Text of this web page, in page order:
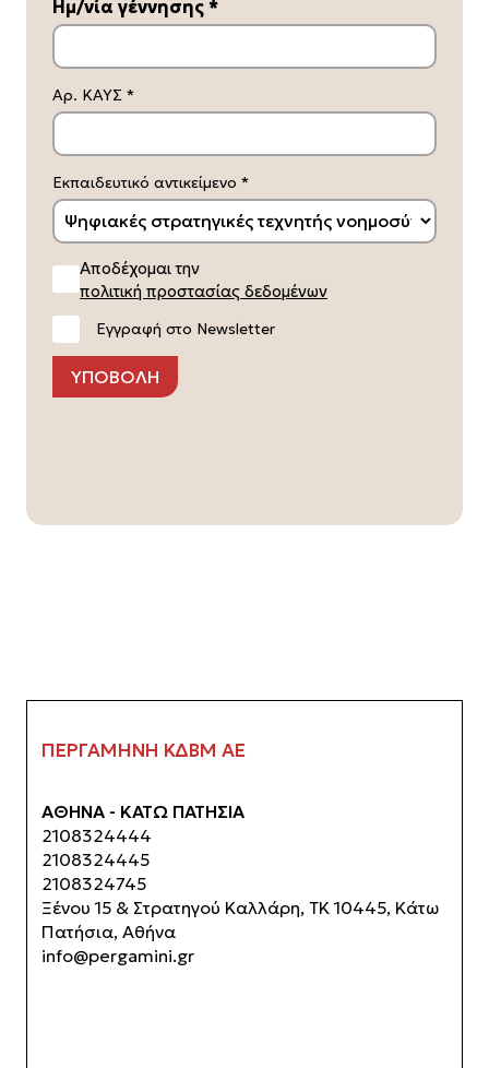
Κείμενο για εργαζόμενους ωφελούμενους:
Στην υπεύθυνη δήλωση πρέπει να αναγράφονται
σωστά τα παρακάτω:
Σωστός παραλήπτης (ΠΡΟΣ: Δ.ΥΠ.Α.)
Σωστό κείμενο (αναγράφεται παραπάνω)
Ημ/νία γέννησης *
Αρ. ΚΑΥΣ *
Εκπαιδευτικό αντικείμενο *
Αποδέχομαι την
πολιτική προστασίας δεδομένων
Εγγραφή στο Newsletter
ΠΕΡΓΑΜΗΝΗ ΚΔΒΜ ΑΕ
ΑΘΗΝΑ - ΚΑΤΩ ΠΑΤΗΣΙΑ
2108324444
2108324445
2108324745
Ξένου 15 & Στρατηγού Καλλάρη, ΤΚ 10445, Κάτω
Πατήσια, Αθήνα
info@pergamini.gr